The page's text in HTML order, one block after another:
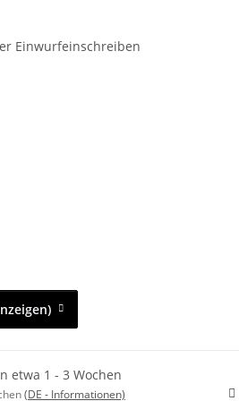
Einwurfeinschreiben
etwa 1 - 3 Wochen
(DE - Informationen)